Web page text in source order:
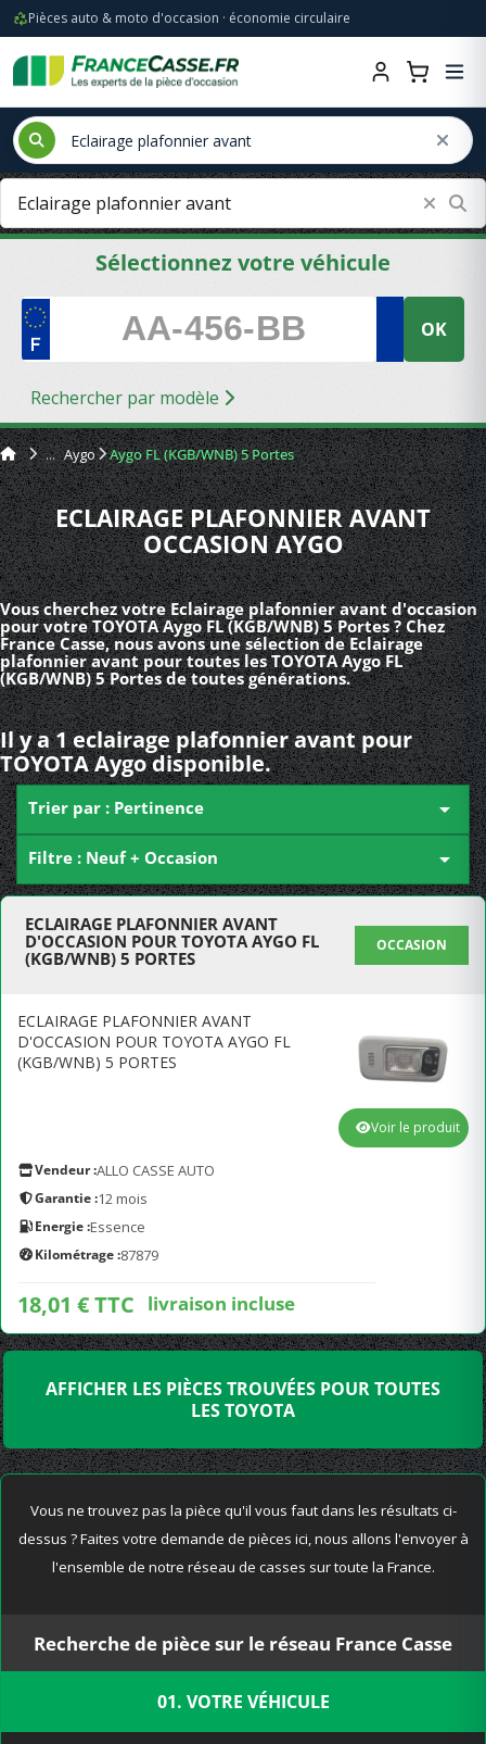
Pièces auto & moto d'occasion · économie circulaire
Sélectionnez votre véhicule
OK
Rechercher par modèle
Aygo Aygo FL (KGB/WNB) 5 Portes
ECLAIRAGE PLAFONNIER AVANT
OCCASION AYGO
Vous cherchez votre Eclairage plafonnier avant d'occasion
pour votre TOYOTA Aygo FL (KGB/WNB) 5 Portes ? Chez
France Casse, nous avons une sélection de Eclairage
plafonnier avant pour toutes les TOYOTA Aygo FL
(KGB/WNB) 5 Portes de toutes générations.
Il y a 1 eclairage plafonnier avant pour
TOYOTA Aygo disponible.
Trier par : Pertinence 
Filtre : Neuf + Occasion 
ECLAIRAGE PLAFONNIER AVANT
D'OCCASION POUR TOYOTA AYGO FL
(KGB/WNB) 5 PORTES
OCCASION
ECLAIRAGE PLAFONNIER AVANT
D'OCCASION POUR TOYOTA AYGO FL
(KGB/WNB) 5 PORTES
Vendeur :ALLO CASSE AUTO
Garantie :12 mois
Energie :Essence
Kilométrage :87879
18,01 € TTC livraison incluse
Voir le produit
AFFICHER LES PIÈCES TROUVÉES POUR TOUTES
LES TOYOTA
Vous ne trouvez pas la pièce qu'il vous faut dans les résultats ci-
dessus ? Faites votre demande de pièces ici, nous allons l'envoyer à
l'ensemble de notre réseau de casses sur toute la France.
Recherche de pièce sur le réseau France Casse
01. VOTRE VÉHICULE